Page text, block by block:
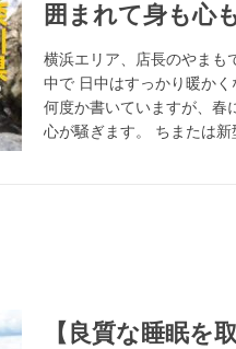
囲まれて身も心
横浜エリア、店長のやまも
中で 日中はすっかり暖か
何度か書いていますが、春
心が騒ぎます。 ちまたは新
【良質な睡眠を